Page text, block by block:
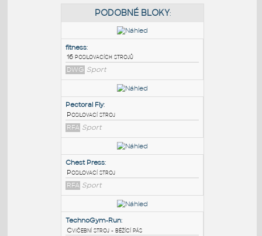
PODOBNÉ BLOKY:
fitness:
16 posilovacích strojů
DWG Sport
Pectoral Fly:
Posilovací stroj
RFA Sport